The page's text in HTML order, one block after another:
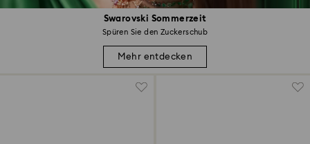
Swarovski Sommerzeit
Spüren Sie den Zuckerschub
Mehr entdecken